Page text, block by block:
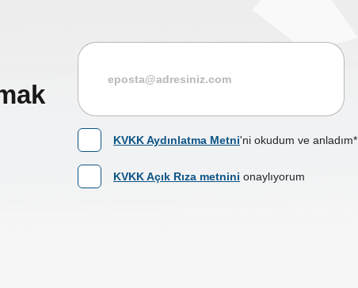
KVKK Aydınlatma Metni'ni okudum ve anladım*
KVKK Açık Rıza metnini onaylıyorum